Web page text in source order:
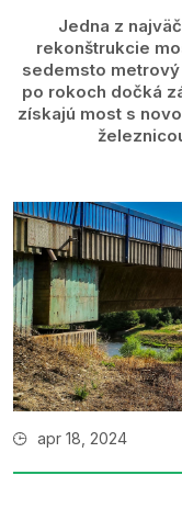
Jedna z
rekonštrukcie
sedemsto
po rokoch dočká
získajú most s
apr 18, 2024